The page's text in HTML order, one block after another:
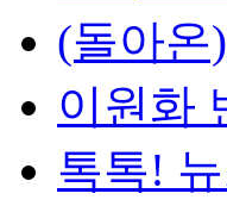
(돌아온
이원화
톡톡!